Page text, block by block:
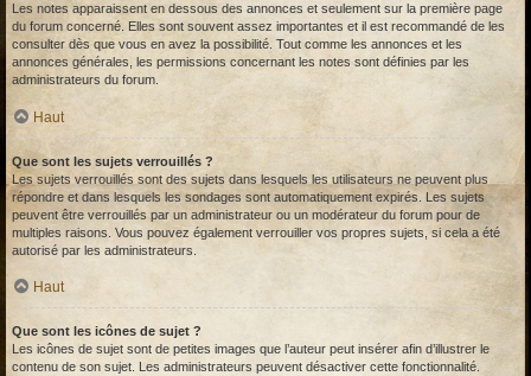
Les notes apparaissent en dessous des annonces et seulement sur la première page
du forum concerné. Elles sont souvent assez importantes et il est recommandé de les
consulter dès que vous en avez la possibilité. Tout comme les annonces et les
annonces générales, les permissions concernant les notes sont définies par les
administrateurs du forum.
Haut
Que sont les sujets verrouillés ?
Les sujets verrouillés sont des sujets dans lesquels les utilisateurs ne peuvent plus
répondre et dans lesquels les sondages sont automatiquement expirés. Les sujets
peuvent être verrouillés par un administrateur ou un modérateur du forum pour de
multiples raisons. Vous pouvez également verrouiller vos propres sujets, si cela a été
autorisé par les administrateurs.
Haut
Que sont les icônes de sujet ?
Les icônes de sujet sont de petites images que l’auteur peut insérer afin d’illustrer le
contenu de son sujet. Les administrateurs peuvent désactiver cette fonctionnalité.